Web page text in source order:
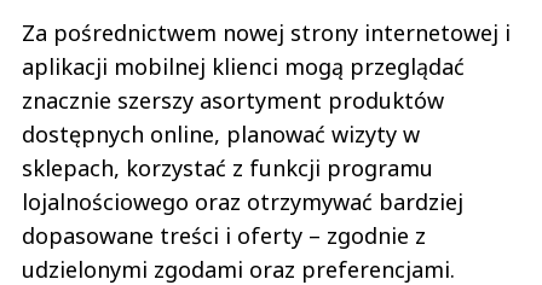
Za pośrednictwem nowej strony internetowej i
aplikacji mobilnej klienci mogą przeglądać
znacznie szerszy asortyment produktów
dostępnych online, planować wizyty w
sklepach, korzystać z funkcji programu
lojalnościowego oraz otrzymywać bardziej
dopasowane treści i oferty – zgodnie z
udzielonymi zgodami oraz preferencjami.